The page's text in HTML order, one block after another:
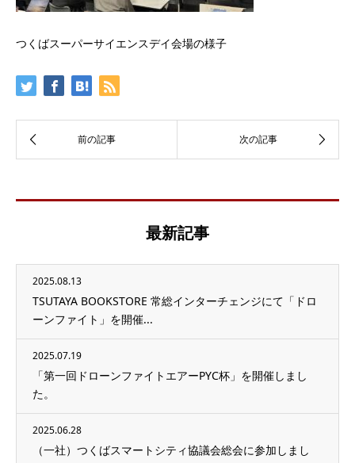
つくばスーパーサイエンスデイ会場の様子
最新記事
2025.08.13
TSUTAYA BOOKSTORE 常総インターチェンジにて「ドロ
ーンファイト」を開催...
2025.07.19
「第一回ドローンファイトエアーPYC杯」を開催しまし
た。
2025.06.28
（一社）つくばスマートシティ協議会総会に参加しまし